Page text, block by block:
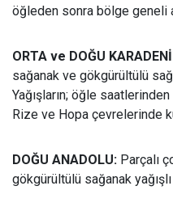
öğleden sonra bölge geneli
ORTA ve DOĞU
sağanak ve gökgürültülü
Yağışların; öğle
Rize ve Hopa çevrelerinde
DOĞU ANADOLU: Parçalı
gökgürültülü sağanak